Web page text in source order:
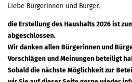
Liebe Bürgerinnen und Bürger,
die Erstellung des Haushalts 2026 ist
abgeschlossen.
Wir danken allen Bürgerinnen und
Vorschlägen und Meinungen beteiligt
Sobald die nächste Möglichkeit zur